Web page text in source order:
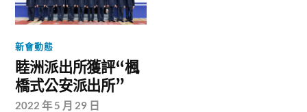
新會動態
睦洲派出所獲評“楓
橋式公安派出所”
2022 年 5 月 29 日